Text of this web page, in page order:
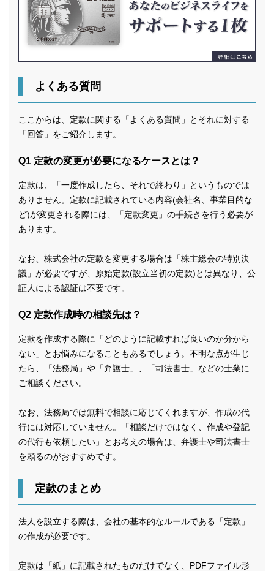
よくある質問
ここからは、定款に関する「よくある質問」とそれに対する
「回答」をご紹介します。
Q1 定款の変更が必要になるケースとは？
定款は、「一度作成したら、それで終わり」というものでは
ありません。定款に記載されている内容(会社名、事業目的な
ど)が変更される際には、「定款変更」の手続きを行う必要が
あります。
なお、株式会社の定款を変更する場合は「株主総会の特別決
議」が必要ですが、原始定款(設立当初の定款)とは異なり、公
証人による認証は不要です。
Q2 定款作成時の相談先は？
定款を作成する際に「どのように記載すれば良いのか分から
ない」とお悩みになることもあるでしょう。不明な点が生じ
たら、「法務局」や「弁護士」、「司法書士」などの士業に
ご相談ください。
なお、法務局では無料で相談に応じてくれますが、作成の代
行には対応していません。「相談だけではなく、作成や登記
の代行も依頼したい」とお考えの場合は、弁護士や司法書士
を頼るのがおすすめです。
定款のまとめ
法人を設立する際は、会社の基本的なルールである「定款」
の作成が必要です。
定款は「紙」に記載されたものだけでなく、PDFファイル形